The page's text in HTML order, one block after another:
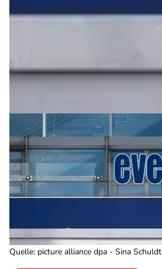
Quelle: picture alliance dpa - Sina Schuldt